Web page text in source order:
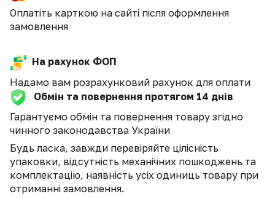
Оплатіть карткою на сайті після оформлення
замовлення
На рахунок ФОП
Надамо вам розрахунковий рахунок для оплати
Обмін та повернення протягом 14 днів
Гарантуємо обмін та повернення товару згідно
чинного законодавства України
Будь ласка, завжди перевіряйте цілісність
упаковки, відсутність механічних пошкоджень та
комплектацію, наявність усіх одиниць товару при
отриманні замовлення.